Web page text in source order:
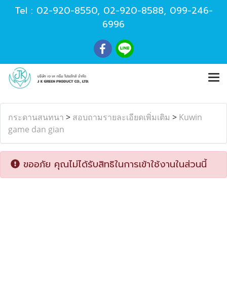
Tel : 02-920-8550, 02-920-8588, 099-246-
6996
กระดานสนทนา > สอบถามรายละเอียดเพิ่มเติม > Kuwin
game dan gian
ขออภัย คุณไม่ได้รับสิทธิในการเข้าใช้งานในส่วนนี้